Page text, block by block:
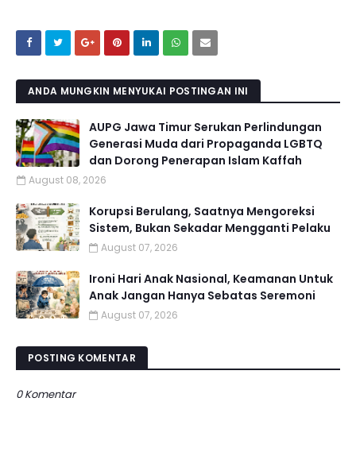
ANDA MUNGKIN MENYUKAI POSTINGAN INI
AUPG Jawa Timur Serukan Perlindungan
Generasi Muda dari Propaganda LGBTQ
dan Dorong Penerapan Islam Kaffah
August 08, 2026
Korupsi Berulang, Saatnya Mengoreksi
Sistem, Bukan Sekadar Mengganti Pelaku
August 07, 2026
Ironi Hari Anak Nasional, Keamanan Untuk
Anak Jangan Hanya Sebatas Seremoni
August 07, 2026
POSTING KOMENTAR
0 Komentar